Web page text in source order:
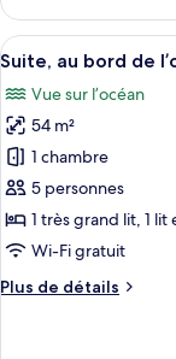
de
l’océan
(SWIM-
UP
QUEEN
SUITE)
Appartement
Penthouse,
au
de
l’océan
(SWIM-
UP
QUEEN
SUITE)
Afficher
toutes
les
photos
pour
ce
type
de
chambre :
Suite,
9
Suite, au bord de
Vue sur l’océan
54 m²
1 chambre
5 personnes
1 très grand lit, 1
Wi-Fi gratuit
Plus de détails
Plus